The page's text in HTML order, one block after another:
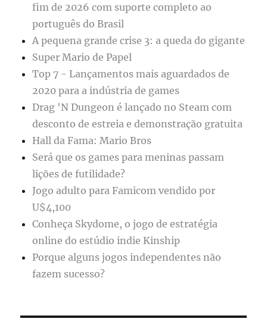
fim de 2026 com suporte completo ao
português do Brasil
A pequena grande crise 3: a queda do gigante
Super Mario de Papel
Top 7 - Lançamentos mais aguardados de
2020 para a indústria de games
Drag 'N Dungeon é lançado no Steam com
desconto de estreia e demonstração gratuita
Hall da Fama: Mario Bros
Será que os games para meninas passam
lições de futilidade?
Jogo adulto para Famicom vendido por
U$4,100
Conheça Skydome, o jogo de estratégia
online do estúdio indie Kinship
Porque alguns jogos independentes não
fazem sucesso?